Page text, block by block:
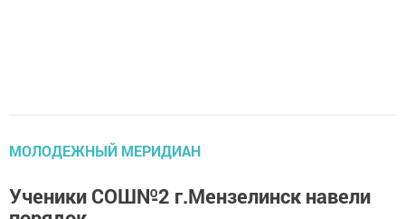
МОЛОДЕЖНЫЙ МЕРИДИАН
Ученики СОШ№2 г.Мензелинск навели